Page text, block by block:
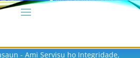
- Ami Servisu ho Integridade,